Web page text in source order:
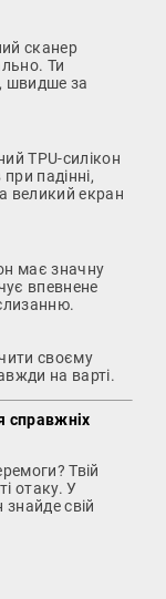
сканер
Ти
швидше за
TPU-силікон
падінні,
великий екран
має значну
впевнене
своєму
на варті.
справжніх
Твій
отаку. У
свій